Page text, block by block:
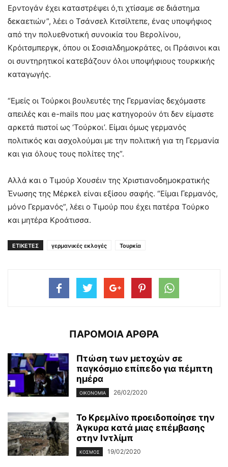
Ερντογάν έχει καταστρέψει ό,τι χτίσαμε σε διάστημα
δεκαετιών”, λέει ο Τσάνσελ Κιτσίλτεπε, ένας υποψήφιος
από την πολυεθνοτική συνοικία του Βερολίνου,
Κρόιτσμπεργκ, όπου οι Σοσιαλδημοκράτες, οι Πράσινοι και
οι συντηρητικοί κατεβάζουν όλοι υποψήφιους τουρκικής
καταγωγής.
“Εμείς οι Τούρκοι βουλευτές της Γερμανίας δεχόμαστε
απειλές και e-mails που μας κατηγορούν ότι δεν είμαστε
αρκετά πιστοί ως ‘Τούρκοι’. Είμαι όμως γερμανός
πολιτικός και ασχολούμαι με την πολιτική για τη Γερμανία
και για όλους τους πολίτες της”.
Αλλά και ο Τιμούρ Χουσέιν της Χριστιανοδημοκρατικής
Ένωσης της Μέρκελ είναι εξίσου σαφής. “Είμαι Γερμανός,
μόνο Γερμανός”, λέει ο Τιμούρ που έχει πατέρα Τούρκο
και μητέρα Κροάτισσα.
ΕΤΙΚΕΤΕΣ γερμανικές εκλογές Τουρκία
ΠΑΡΟΜΟΙΑ ΑΡΘΡΑ
Πτώση των μετοχών σε
παγκόσμιο επίπεδο για πέμπτη
ημέρα
ΟΙΚΟΝΟΜΊΑ 26/02/2020
Το Κρεμλίνο προειδοποίησε την
Άγκυρα κατά μιας επέμβασης
στην Ιντλίμπ
ΚΌΣΜΟΣ 19/02/2020